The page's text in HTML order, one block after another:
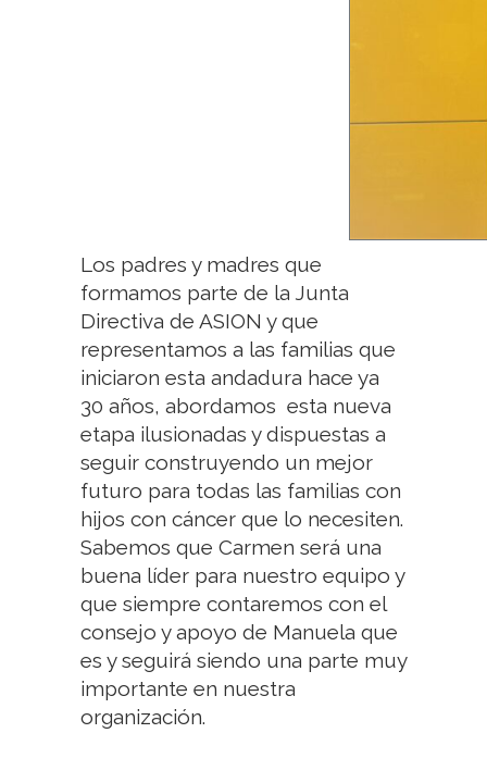
Los padres y madres que
formamos parte de la Junta
Directiva de ASION y que
representamos a las familias que
iniciaron esta andadura hace ya
30 años, abordamos esta nueva
etapa ilusionadas y dispuestas a
seguir construyendo un mejor
futuro para todas las familias con
hijos con cáncer que lo necesiten.
Sabemos que Carmen será una
buena líder para nuestro equipo y
que siempre contaremos con el
consejo y apoyo de Manuela que
es y seguirá siendo una parte muy
importante en nuestra
organización.